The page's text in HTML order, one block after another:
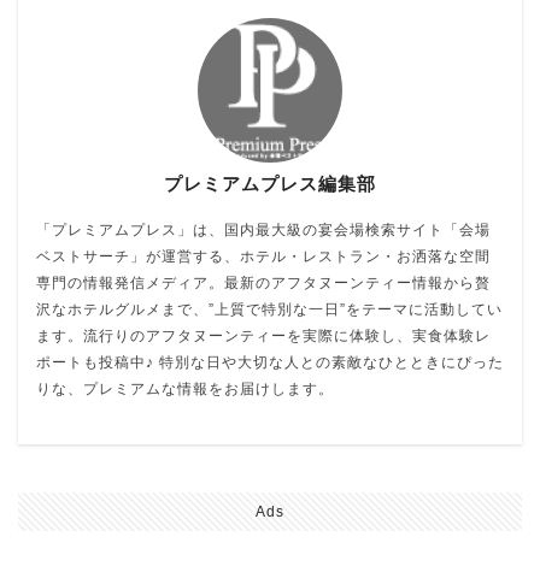
プレミアムプレス編集部
「プレミアムプレス」は、国内最大級の宴会場検索サイト「会場
ベストサーチ」が運営する、ホテル・レストラン・お洒落な空間
専門の情報発信メディア。最新のアフタヌーンティー情報から贅
沢なホテルグルメまで、”上質で特別な一日”をテーマに活動してい
ます。流行りのアフタヌーンティーを実際に体験し、実食体験レ
ポートも投稿中♪ 特別な日や大切な人との素敵なひとときにぴった
りな、プレミアムな情報をお届けします。
Ads